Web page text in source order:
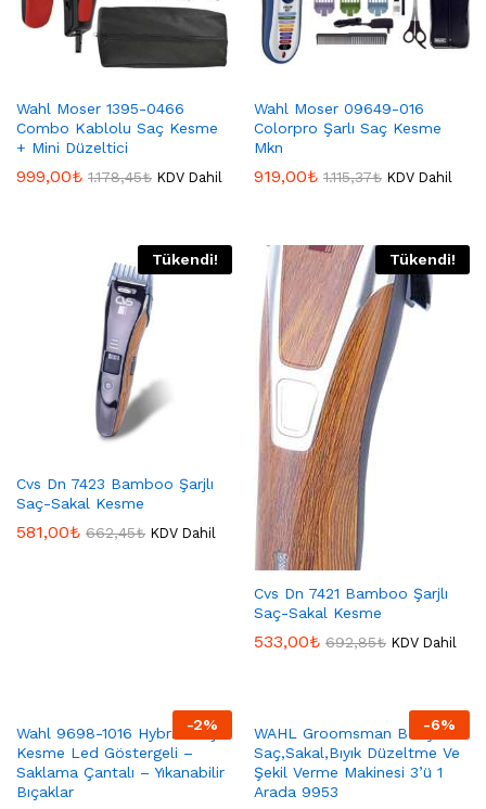
Wahl Moser 1395-0466
Combo Kablolu Saç Kesme
+ Mini Düzeltici
999,00₺ 1.178,45₺ KDV Dahil
Wahl Moser 09649-016
Colorpro Şarlı Saç Kesme
Mkn
919,00₺ 1.115,37₺ KDV Dahil
Tükendi!
Cvs Dn 7423 Bamboo Şarjlı
Saç-Sakal Kesme
581,00₺ 662,45₺ KDV Dahil
Tükendi!
Cvs Dn 7421 Bamboo Şarjlı
Saç-Sakal Kesme
533,00₺ 692,85₺ KDV Dahil
-2%
Wahl 9698-1016 Hybrid Saç
Kesme Led Göstergeli –
Saklama Çantalı – Yıkanabilir
Bıçaklar
-6%
WAHL Groomsman Body
Saç,Sakal,Bıyık Düzeltme Ve
Şekil Verme Makinesi 3’ü 1
Arada 9953